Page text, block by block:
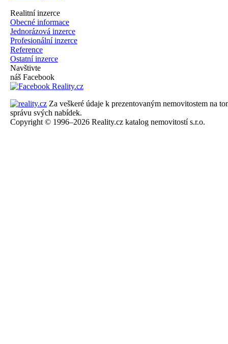
Realitní inzerce
Obecné informace
Jednorázová inzerce
Profesionální inzerce
Reference
Ostatní inzerce
Navštivte
náš Facebook
Za veškeré údaje k prezentovaným nemovitostem na
správu svých nabídek.
Copyright © 1996–2026 Reality.cz katalog nemovitostí s.r.o.